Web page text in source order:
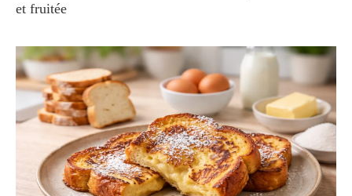
et fruitée